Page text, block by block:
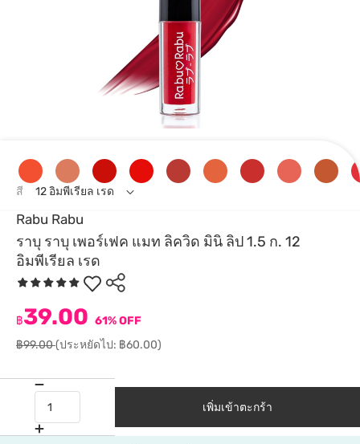
Rabu Rabu
ราบุ ราบุ เพอร์เฟค แมท ลิควิด มินิ ลิป 1.5 ก. 12
อิมพีเรียล เรด
฿39.00 61% OFF
฿99.00(ประหยัดไป: ฿60.00)
สี 12 อิมพีเรียล เรด
เพิ่มเข้าตะกร้า